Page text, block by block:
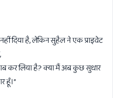
दिया है, लेकिन सुहैल ने एक प्राइवेट
कर लिया है? क्या मैं अब कुछ सुधार
हूँ।”